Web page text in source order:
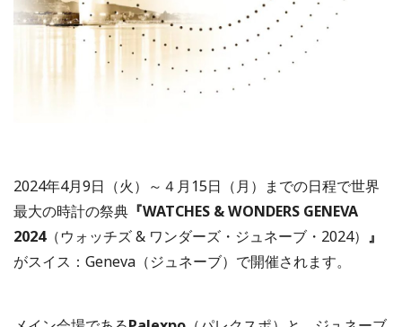
2024年4月9日（火）～４月15日（月）までの日程で世界
最大の時計の祭典 『WATCHES & WONDERS GENEVA
2024（ウォッチズ & ワンダーズ・ジュネーブ・2024） 』
がスイス：Geneva（ジュネーブ）で開催されます。